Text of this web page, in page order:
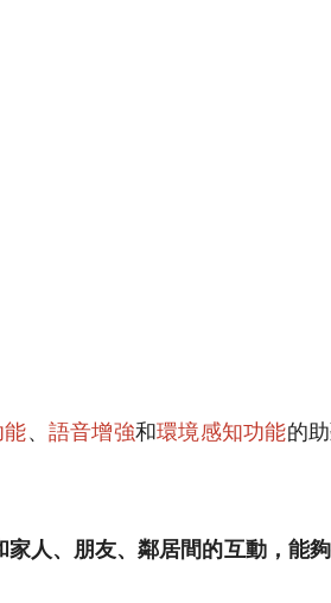
能、 語音增強和環境感知功能的
家人、朋友、鄰居間的互動，能